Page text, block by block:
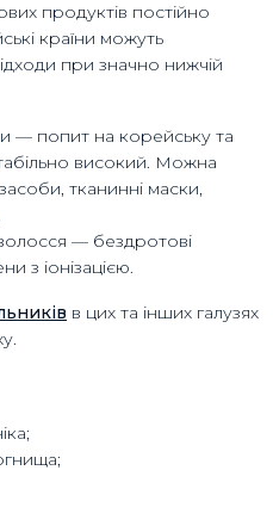
продуктів постійно
країни можуть
при значно нижчій
— попит на корейську та
високий. Можна
тканинні маски,
— бездротові
з іонізацією.
в цих та інших галузях